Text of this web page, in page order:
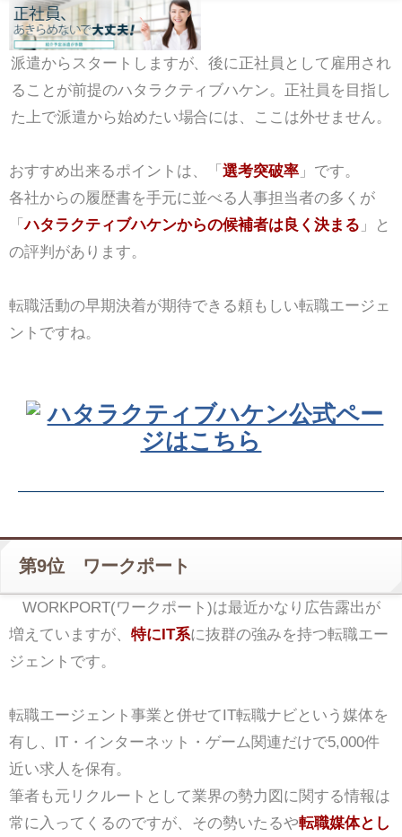
派遣からスタートしますが、後に正社員として雇用され
ることが前提のハタラクティブハケン。正社員を目指し
た上で派遣から始めたい場合には、ここは外せません。
おすすめ出来るポイントは、「 選考突破率」です。
各社からの履歴書を手元に並べる人事担当者の多くが
「ハタラクティブハケンからの候補者は良く決まる 」と
の評判があります。
転職活動の早期決着が期待できる頼もしい転職エージェ
ントですね。
ハタラクティブハケン公式ペー
ジはこちら
第9位 ワークポート
WORKPORT(ワークポート)は最近かなり広告露出が
増えていますが、 特にIT系に抜群の強みを持つ転職エー
ジェントです。
転職エージェント事業と併せてIT転職ナビという媒体を
有し、IT・インターネット・ゲーム関連だけで5,000件
近い求人を保有。
筆者も元リクルートとして業界の勢力図に関する情報は
常に入ってくるのですが、その勢いたるや転職媒体とし